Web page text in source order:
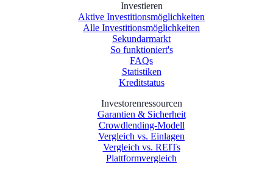
Investieren
Aktive Investitionsmöglichkeiten
Alle Investitionsmöglichkeiten
Sekundarmarkt
So funktioniert's
FAQs
Statistiken
Kreditstatus
Investorenressourcen
Garantien & Sicherheit
Crowdlending-Modell
Vergleich vs. Einlagen
Vergleich vs. REITs
Plattformvergleich